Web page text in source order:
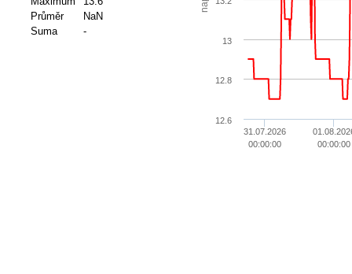
Průměr
NaN
Suma
-
31.07.2026
00:00:00
00:00:00
12.6
12.8
13